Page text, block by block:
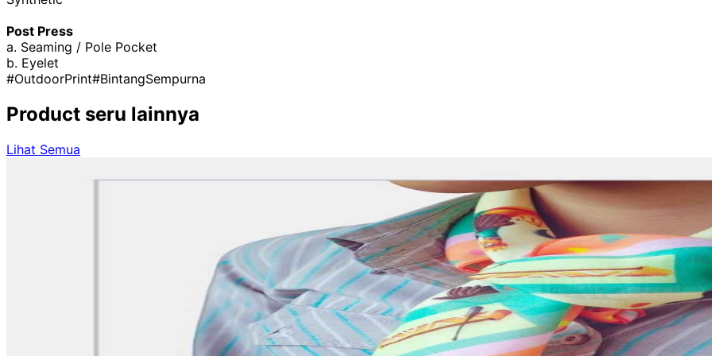
Post Press
a. Seaming / Pole Pocket
b. Eyelet
#OutdoorPrint#BintangSempurna
Product seru lainnya
Lihat Semua
Gambaran ProdukButuh scarf motif unik yang bisa cetak sendiri? Kini bisa dengan jasa printing scarf motif unik
cerah dan awet, lalu padukan dengan bahan berkualitas seperti Wool Peach dan Spun Filament.Ukuran scarf 70 x
terpotong. Bahan lembut dan nyaman dipakai sepanjang hari, cocok untuk aktivitas harian maupun acara
keinginan. Segera pesan scarf custom print dan tunjukkan ciri khas lewat motif pilihanmu!Detail ProdukNama
Kain:&nbsp;Ceruty-Baby DollWool PeachSatin VelvetSpun FilamentOpsi Warna
sentuhan Fluorescent Pink dan Fluorescent Yellow memberikan tampilan hijab yang lebih cerah.Hijab dirancang
terasa sejuk saat digunakan sepanjang hari.Teksturnya lembut dan halus di kulit, memberikan rasa nyaman untuk
suasana formal maupun saat bersantai di rumah.Hasil cetak warna dan motif pada hijab tidak mudah pudar, tetap